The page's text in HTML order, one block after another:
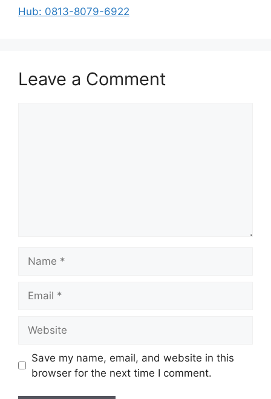
Hub: 0813-8079-6922
Leave a Comment
Save my name, email, and website in this
browser for the next time I comment.